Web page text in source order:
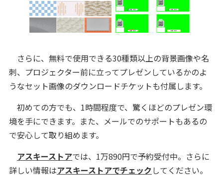
さらに、無料で使用できる30種類以上の背景画像や名
刺、プロジェクター前に立ってプレゼンしているかのよ
うなセット画像のダウンロードチケットも付属します。
初めての方でも、1時間程度で、驚くほどのプレゼン環
境を手にできます。また、メールでのサポートもあるの
で安心して取り組めます。
アスキーストアでは、1万890円で予約受付中。さらに
詳しい情報はアスキーストアでチェックしてください。